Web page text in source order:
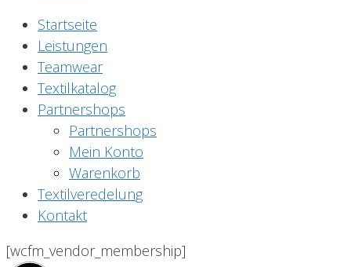
Startseite
Leistungen
Teamwear
Textilkatalog
Partnershops
Partnershops
Mein Konto
Warenkorb
Textilveredelung
Kontakt
[wcfm_vendor_membership]